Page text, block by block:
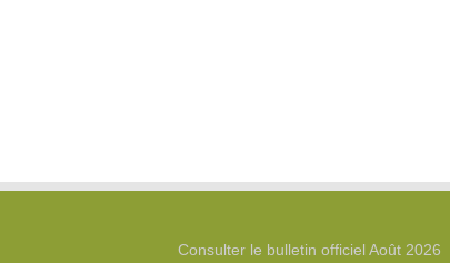
Consulter le bulletin officiel Août 2026